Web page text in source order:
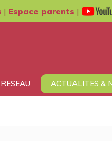
| Espace parents |
ACTUALITES &